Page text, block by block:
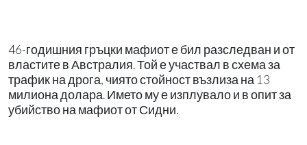
46-годишния гръцки мафиот е бил разследван и от
властите в Австралия. Той е участвал в схема за
трафик на дрога, чиято стойност възлиза на 13
милиона долара. Името му е изплувало и в опит за
убийство на мафиот от Сидни.